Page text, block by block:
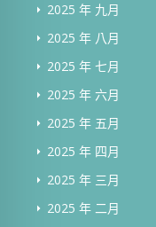
2025 年 九月
2025 年 八月
2025 年 七月
2025 年 六月
2025 年 五月
2025 年 四月
2025 年 三月
2025 年 二月